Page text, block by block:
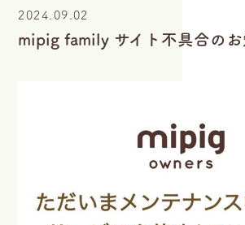
2024.09.02
mipig family サイト不具合のお